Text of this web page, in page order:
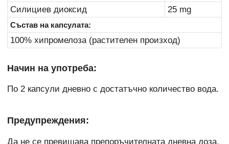
Силициев диоксид 25 mg
Състав на капсулата:
100% хипромелоза (растителен произход)
Начин на употреба:
По 2 капсули дневно с достатъчно количество вода.
Предупреждения:
Да не се превишава препоръчителната дневна доза.